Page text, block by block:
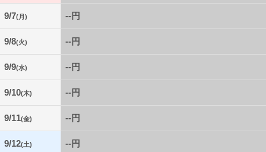
9/7(月) --円
9/8(火) --円
9/9(水) --円
9/10(木) --円
9/11(金) --円
9/12(土) --円